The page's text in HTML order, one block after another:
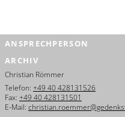
Français
ANSPRECHPERSON
ARCHIV
Christian Römmer
Telefon: +49 40 428131526
Fax: +49 40 428131501
E-Mail: